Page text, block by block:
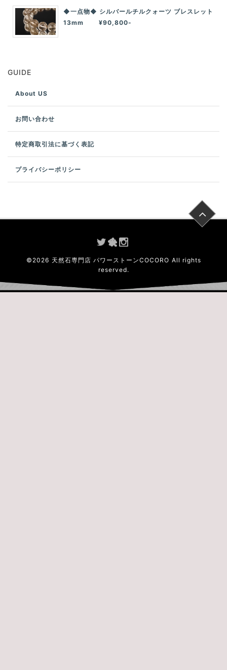
◆一点物◆ シルバールチルクォーツ ブレスレット
13mm ¥90,800-
GUIDE
About US
お問い合わせ
特定商取引法に基づく表記
プライバシーポリシー
© 2026 天然石専門店 パワーストーンCOCORO All rights
reserved.